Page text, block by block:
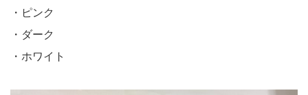
・ピンク
・ダーク
・ホワイト